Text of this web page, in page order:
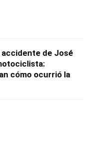
accidente de José
cómo ocurrió la